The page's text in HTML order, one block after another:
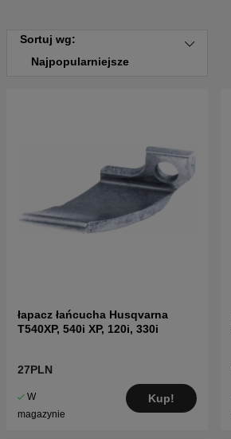
Sortuj wg:
Najpopularniejsze
łapacz łańcucha Husqvarna
T540XP, 540i XP, 120i, 330i
27PLN
W
magazynie
Kup!